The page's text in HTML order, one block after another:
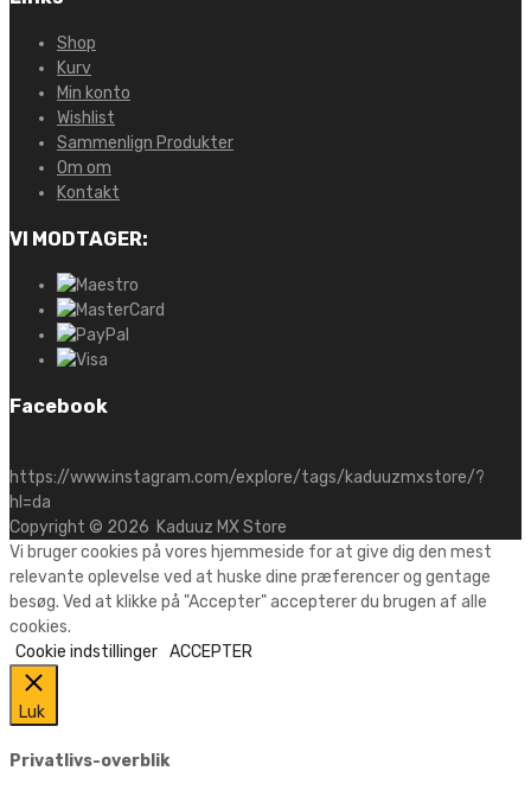
Shop
Kurv
Min konto
Wishlist
Sammenlign Produkter
Om om
Kontakt
VI MODTAGER:
Facebook
https://www.instagram.com/explore/tags/kaduuzmxstore/?
hl=da
Copyright © 2026 Kaduuz MX Store
Vi bruger cookies på vores hjemmeside for at give dig den mest
relevante oplevelse ved at huske dine præferencer og gentage
besøg. Ved at klikke på "Accepter" accepterer du brugen af alle
cookies.
Cookie indstillinger ACCEPTER
Luk
Privatlivs-overblik